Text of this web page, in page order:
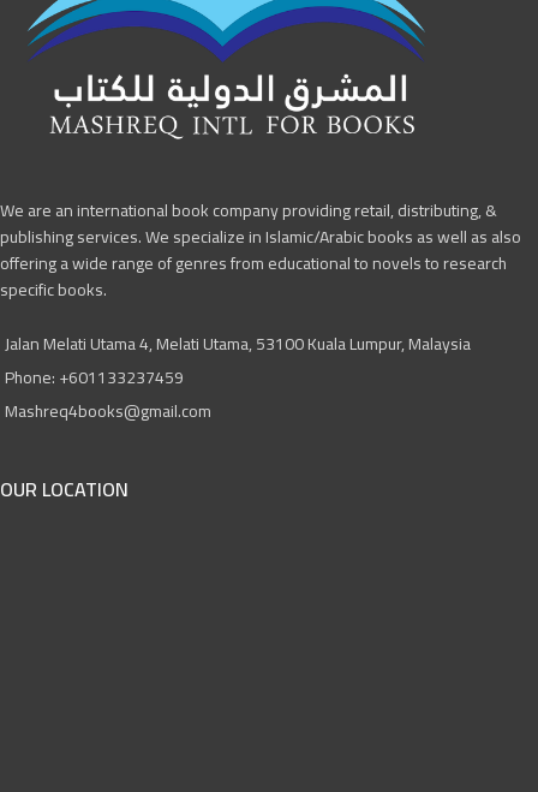
We are an international book company providing retail, distributing, &
publishing services. We specialize in Islamic/Arabic books as well as also
offering a wide range of genres from educational to novels to research
specific books.
Jalan Melati Utama 4, Melati Utama, 53100 Kuala Lumpur, Malaysia
Phone: +601133237459
Mashreq4books@gmail.com
OUR LOCATION